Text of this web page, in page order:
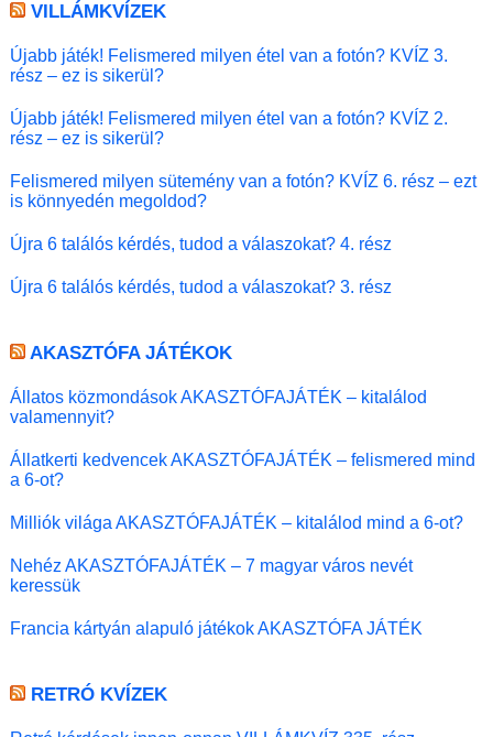
VILLÁMKVÍZEK
Újabb játék! Felismered milyen étel van a fotón? KVÍZ 3.
rész – ez is sikerül?
Újabb játék! Felismered milyen étel van a fotón? KVÍZ 2.
rész – ez is sikerül?
Felismered milyen sütemény van a fotón? KVÍZ 6. rész – ezt
is könnyedén megoldod?
Újra 6 találós kérdés, tudod a válaszokat? 4. rész
Újra 6 találós kérdés, tudod a válaszokat? 3. rész
AKASZTÓFA JÁTÉKOK
Állatos közmondások AKASZTÓFAJÁTÉK – kitalálod
valamennyit?
Állatkerti kedvencek AKASZTÓFAJÁTÉK – felismered mind
a 6-ot?
Milliók világa AKASZTÓFAJÁTÉK – kitalálod mind a 6-ot?
Nehéz AKASZTÓFAJÁTÉK – 7 magyar város nevét
keressük
Francia kártyán alapuló játékok AKASZTÓFA JÁTÉK
RETRÓ KVÍZEK